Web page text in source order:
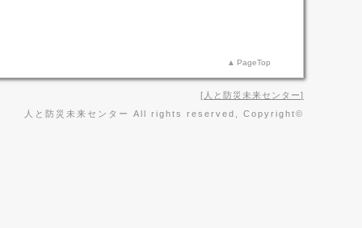
PageTop
人と防災未来センター
人と防災未来センター All rights reserved, Copyright©